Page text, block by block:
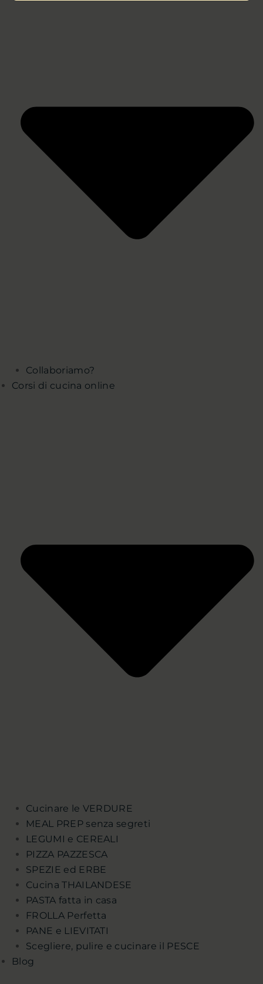
Collaboriamo?
Corsi di cucina online
Cucinare le VERDURE
MEAL PREP senza segreti
LEGUMI e CEREALI
PIZZA PAZZESCA
SPEZIE ed ERBE
Cucina THAILANDESE
PASTA fatta in casa
FROLLA Perfetta
PANE e LIEVITATI
Scegliere, pulire e cucinare il PESCE
Blog